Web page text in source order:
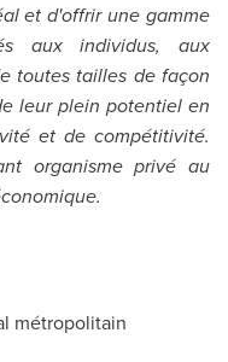
et d'offrir une gamme
aux individus, aux
toutes tailles de façon
leur plein potentiel en
et de compétitivité.
organisme privé au
métropolitain